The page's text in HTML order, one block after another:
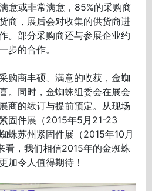
意或非常满意，85%的采购商
商，展后会对收集的供货商进
。部分采购商还与参展企业约
步的合作。
商丰硕、满意的收获，金蜘
。同时，金蜘蛛组委会在展会
商的续订与提前预定。从现场
固件展（2015年5月21-23
蛛苏州紧固件展（2015年10月
看，我们相信2015年的金蜘蛛
加令人值得期待！